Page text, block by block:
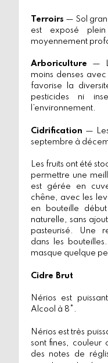
Terroirs — Sol
est exposé
moyennement
Arboriculture —
moins denses
favorise la
pesticides ni
l’environnement.
Cidrification —
septembre à
Les fruits ont été
permettre une
est gérée en
chêne, avec les
en bouteille
naturelle, sans
pasteurisé. Une
dans les
masque quelque
Cidre Brut
Nérios est
Alcool à 8°.
Nérios est très
sont fines, couleur
des notes de